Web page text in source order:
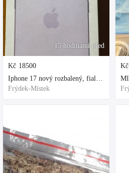
15 hodinami před
Kč 18500
Iphone 17 nový rozbalený, fialová, ochranne sklo a obal kupovane za 80
Frýdek-Místek
Kč